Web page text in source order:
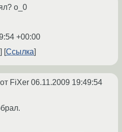
о_0
+00:00
Ссылка
от FiXer 06.11.2009 19:49:54